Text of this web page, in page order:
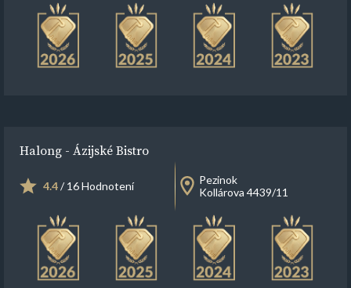
Halong - Ázijské Bistro
4.4/ 16 Hodnotení
Pezinok
Kollárova 4439/11